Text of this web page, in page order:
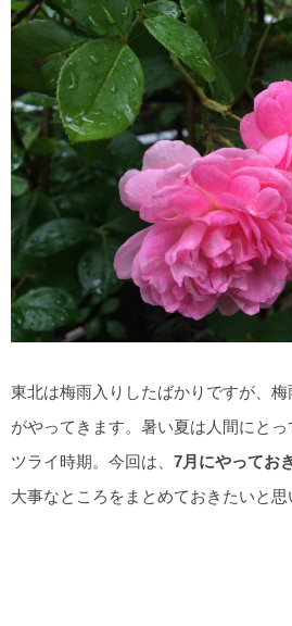
東北は梅雨入りしたばかりですが、
がやってきます。暑い夏は人間にと
ツライ時期。今回は、 7月にやってお
大事なところをまとめておきたいと思